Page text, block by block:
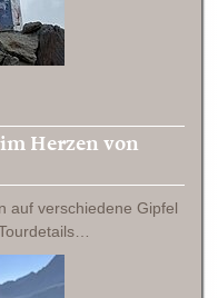
Herzen von
auf verschiedene Gipfel